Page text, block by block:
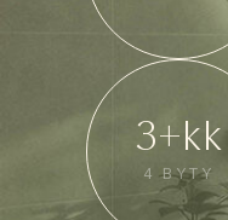
3+kk
4 BYTY